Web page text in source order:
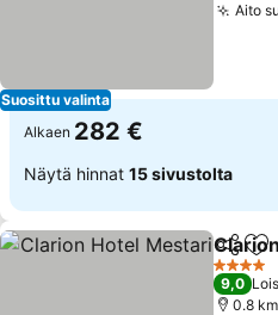
Suosittu valinta
Aito
Alkaen 282 €
Näytä hinnat 15 sivustolta
Jaa
4
9,0
0.8